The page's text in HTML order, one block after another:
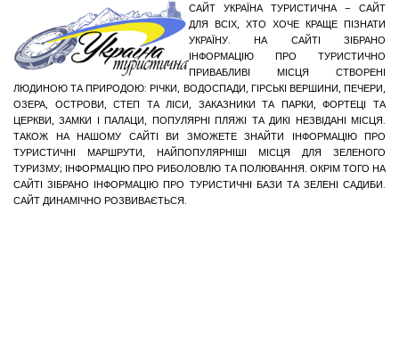
САЙТ УКРАЇНА ТУРИСТИЧНА – САЙТ
ДЛЯ ВСІХ, ХТО ХОЧЕ КРАЩЕ ПІЗНАТИ
УКРАЇНУ. НА САЙТІ ЗІБРАНО
ІНФОРМАЦІЮ ПРО ТУРИСТИЧНО
ПРИВАБЛИВІ МІСЦЯ СТВОРЕНІ
ЛЮДИНОЮ ТА ПРИРОДОЮ: РІЧКИ, ВОДОСПАДИ, ГІРСЬКІ ВЕРШИНИ, ПЕЧЕРИ,
ОЗЕРА, ОСТРОВИ, СТЕП ТА ЛІСИ, ЗАКАЗНИКИ ТА ПАРКИ, ФОРТЕЦІ ТА
ЦЕРКВИ, ЗАМКИ І ПАЛАЦИ, ПОПУЛЯРНІ ПЛЯЖІ ТА ДИКІ НЕЗВІДАНІ МІСЦЯ.
ТАКОЖ НА НАШОМУ САЙТІ ВИ ЗМОЖЕТЕ ЗНАЙТИ ІНФОРМАЦІЮ ПРО
ТУРИСТИЧНІ МАРШРУТИ, НАЙПОПУЛЯРНІШІ МІСЦЯ ДЛЯ ЗЕЛЕНОГО
ТУРИЗМУ; ІНФОРМАЦІЮ ПРО РИБОЛОВЛЮ ТА ПОЛЮВАННЯ. ОКРІМ ТОГО НА
САЙТІ ЗІБРАНО ІНФОРМАЦІЮ ПРО ТУРИСТИЧНІ БАЗИ ТА ЗЕЛЕНІ САДИБИ.
САЙТ ДИНАМІЧНО РОЗВИВАЄТЬСЯ.